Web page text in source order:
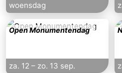
woensdag
Open Monumentendag
za. 12 – zo. 13 sep.